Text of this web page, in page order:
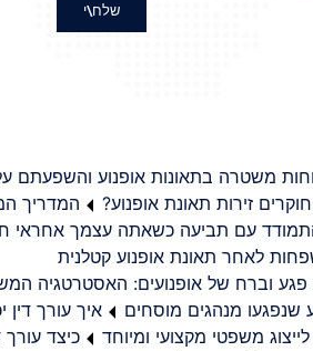
שלח\י
משטרה בתאונות אופנוע והשפעתם
חוקרים זירות תאונת אופנוע?
המדריך
עם תביעה כשאתה עצמך אחראי
לאחר תאונת אופנוע קטלנית
פגע וברח של אופנועים: האסטרטגיה
שנפגעו מנהגים מוסחים
איך עורך דין
משפטי מקצועי ומיוחד
כיצד